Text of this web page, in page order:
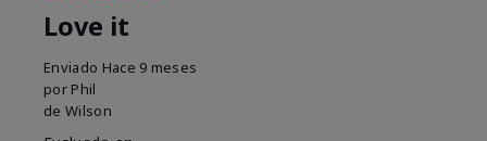
Love it
Enviado Hace 9 meses
por Phil
de Wilson